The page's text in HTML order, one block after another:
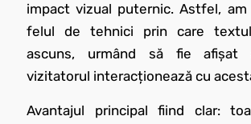
impact vizual puternic. Astfel,
felul de tehnici prin care
ascuns, urmând să fie afișat
vizitatorul interacționează cu
Avantajul principal fiind clar: